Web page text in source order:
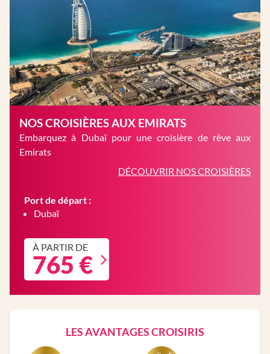
NOS CROISIÈRES AUX EMIRATS
Embarquez à Dubaï pour une croisière de rêve aux
Emirats
DÉCOUVRIR NOS CROISIÈRES
Port de départ :
Dubaï
À PARTIR DE
765 €
LES AVANTAGES CROISIRIS